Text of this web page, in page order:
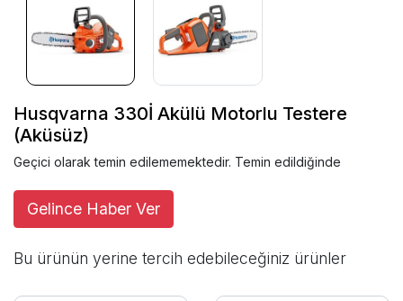
Husqvarna 330İ Akülü Motorlu Testere
(Aküsüz)
Geçici olarak temin edilememektedir. Temin edildiğinde
Gelince Haber Ver
Bu ürünün yerine tercih edebileceğiniz ürünler